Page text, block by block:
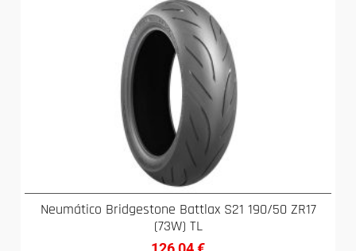
Neumático Bridgestone Battlax S21 190/50 ZR17
(73W) TL